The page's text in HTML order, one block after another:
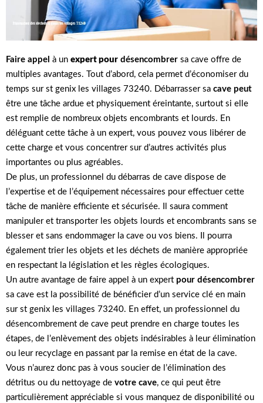
Faire appel à un expert pour désencombrer sa cave offre de
multiples avantages. Tout d’abord, cela permet d’économiser du
temps sur st genix les villages 73240. Débarrasser sa cave peut
être une tâche ardue et physiquement éreintante, surtout si elle
est remplie de nombreux objets encombrants et lourds. En
déléguant cette tâche à un expert, vous pouvez vous libérer de
cette charge et vous concentrer sur d’autres activités plus
importantes ou plus agréables.
De plus, un professionnel du débarras de cave dispose de
l’expertise et de l’équipement nécessaires pour effectuer cette
tâche de manière efficiente et sécurisée. Il saura comment
manipuler et transporter les objets lourds et encombrants sans se
blesser et sans endommager la cave ou vos biens. Il pourra
également trier les objets et les déchets de manière appropriée
en respectant la législation et les règles écologiques.
Un autre avantage de faire appel à un expert pour désencombrer
sa cave est la possibilité de bénéficier d’un service clé en main
sur st genix les villages 73240. En effet, un professionnel du
désencombrement de cave peut prendre en charge toutes les
étapes, de l’enlèvement des objets indésirables à leur élimination
ou leur recyclage en passant par la remise en état de la cave.
Vous n’aurez donc pas à vous soucier de l’élimination des
détritus ou du nettoyage de votre cave, ce qui peut être
particulièrement appréciable si vous manquez de disponibilité ou